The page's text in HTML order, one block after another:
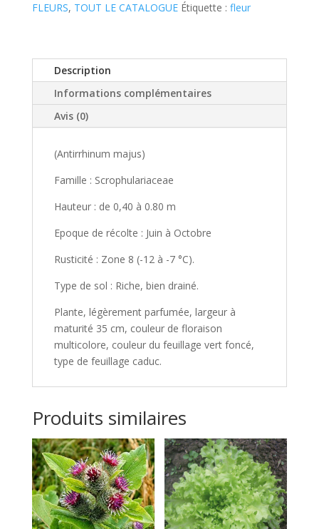
FLEURS, TOUT LE CATALOGUE Étiquette : fleur
Description
Informations complémentaires
Avis (0)
(Antirrhinum majus)
Famille : Scrophulariaceae
Hauteur : de 0,40 à 0.80 m
Epoque de récolte : Juin à Octobre
Rusticité : Zone 8 (-12 à -7 °C).
Type de sol : Riche, bien drainé.
Plante, légèrement parfumée, largeur à
maturité 35 cm, couleur de floraison
multicolore, couleur du feuillage vert foncé,
type de feuillage caduc.
Produits similaires